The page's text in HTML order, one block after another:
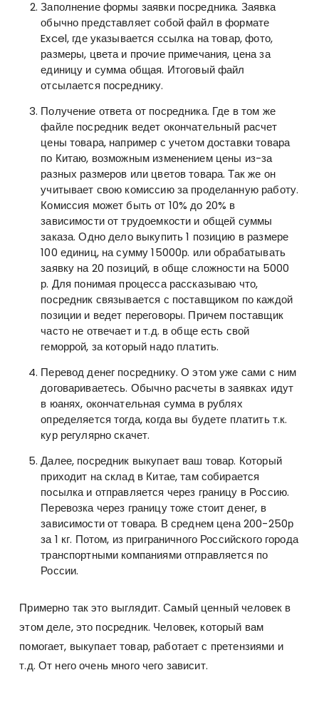
Заполнение формы заявки посредника. Заявка
обычно представляет собой файл в формате
Excel, где указывается ссылка на товар, фото,
размеры, цвета и прочие примечания, цена за
единицу и сумма общая. Итоговый файл
отсылается посреднику.
Получение ответа от посредника. Где в том же
файле посредник ведет окончательный расчет
цены товара, например с учетом доставки товара
по Китаю, возможным изменением цены из-за
разных размеров или цветов товара. Так же он
учитывает свою комиссию за проделанную работу.
Комиссия может быть от 10% до 20% в
зависимости от трудоемкости и общей суммы
заказа. Одно дело выкупить 1 позицию в размере
100 единиц, на сумму 15000р. или обрабатывать
заявку на 20 позиций, в обще сложности на 5000
р. Для понимая процесса рассказываю что,
посредник связывается с поставщиком по каждой
позиции и ведет переговоры. Причем поставщик
часто не отвечает и т.д. в обще есть свой
геморрой, за который надо платить.
Перевод денег посреднику. О этом уже сами с ним
договариваетесь. Обычно расчеты в заявках идут
в юанях, окончательная сумма в рублях
определяется тогда, когда вы будете платить т.к.
кур регулярно скачет.
Далее, посредник выкупает ваш товар. Который
приходит на склад в Китае, там собирается
посылка и отправляется через границу в Россию.
Перевозка через границу тоже стоит денег, в
зависимости от товара. В среднем цена 200-250р
за 1 кг. Потом, из приграничного Российского города
транспортными компаниями отправляется по
России.
Примерно так это выглядит. Самый ценный человек в
этом деле, это посредник. Человек, который вам
помогает, выкупает товар, работает с претензиями и
т.д. От него очень много чего зависит.